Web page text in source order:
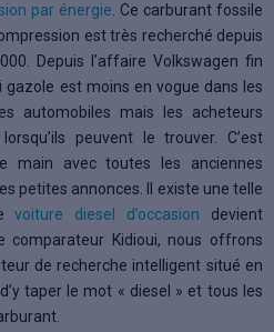
par énergie. Ce carburant fossile
est très recherché depuis
Depuis l’affaire Volkswagen fin
gazole est moins en vogue dans les
automobiles mais les acheteurs
peuvent le trouver. C’est
main avec toutes les anciennes
petites annonces. Il existe une telle
voiture diesel d’occasion devient
comparateur Kidioui, nous offrons
de recherche intelligent situé en
taper le mot « diesel » et tous les